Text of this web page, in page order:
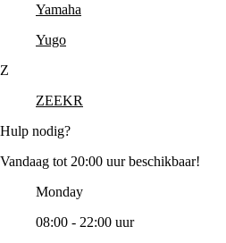
Yamaha
Yugo
Z
ZEEKR
Hulp nodig?
Vandaag tot 20:00 uur beschikbaar!
Monday
08:00 - 22:00 uur